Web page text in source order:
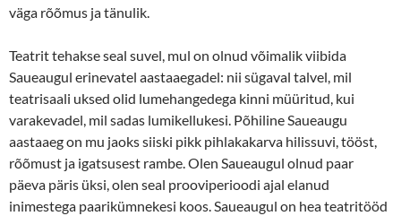
väga rõõmus ja tänulik.
Teatrit tehakse seal suvel, mul on olnud võimalik viibida
Saueaugul erinevatel aastaaegadel: nii sügaval talvel, mil
teatrisaali uksed olid lumehangedega kinni müüritud, kui
varakevadel, mil sadas lumikellukesi. Põhiline Saueaugu
aastaaeg on mu jaoks siiski pikk pihlakakarva hilissuvi, tööst,
rõõmust ja igatsusest rambe. Olen Saueaugul olnud paar
päeva päris üksi, olen seal prooviperioodi ajal elanud
inimestega paarikümnekesi koos. Saueaugul on hea teatritööd